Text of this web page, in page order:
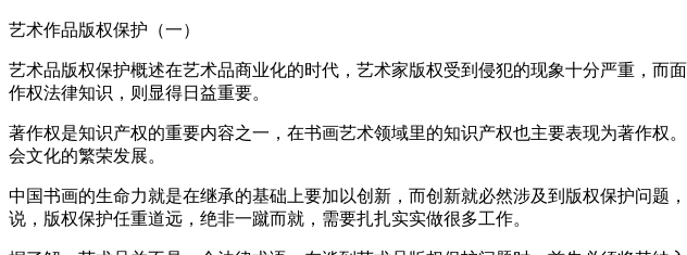
艺术作品版权保护（一）
艺术品版权保护概述在艺术品商业化的时代，艺术家版权受到侵犯的现象十分严重，
作权法律知识，则显得日益重要。
著作权是知识产权的重要内容之一，在书画艺术领域里的知识产权也主要表现为著作
会文化的繁荣发展。
中国书画的生命力就是在继承的基础上要加以创新，而创新就必然涉及到版权保护问
说，版权保护任重道远，绝非一蹴而就，需要扎扎实实做很多工作。